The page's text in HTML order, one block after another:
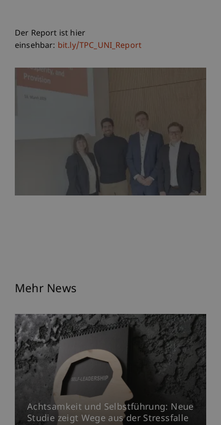
Der Report ist hier
einsehbar: bit.ly/TPC_UNI_Report
Mehr News
Achtsamkeit und Selbstführung: Neue
Studie zeigt Wege aus der Stressfalle